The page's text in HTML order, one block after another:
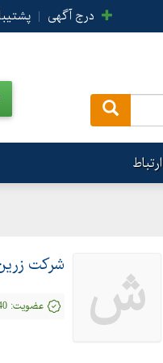
درج آگهی |
ارتباط
ش شرکت
عضویت: